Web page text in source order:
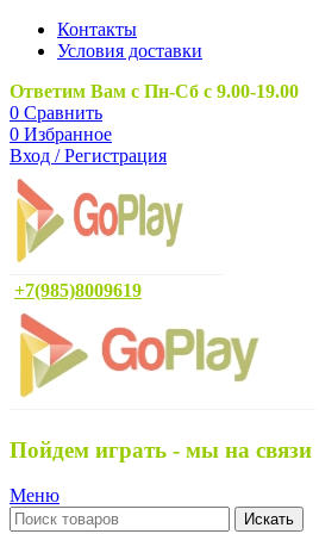
Контакты
Условия доставки
Ответим Вам с Пн-Сб с 9.00-19.00
0 Сравнить
0 Избранное
Вход / Регистрация
+7(985)8009619
Пойдем играть - мы на связи
Меню
Искать